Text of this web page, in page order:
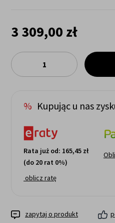
3 309,00 zł
Kupując u nas
Rata już od: 165,45 zł
(do 20 rat 0%)
oblicz ratę
zapytaj o produkt